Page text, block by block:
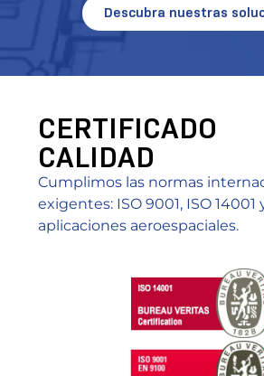
Descubra nuestras
CERTIFICADO
CALIDAD
Cumplimos las normas
exigentes: ISO 9001, ISO 14001
aplicaciones aeroespaciales.